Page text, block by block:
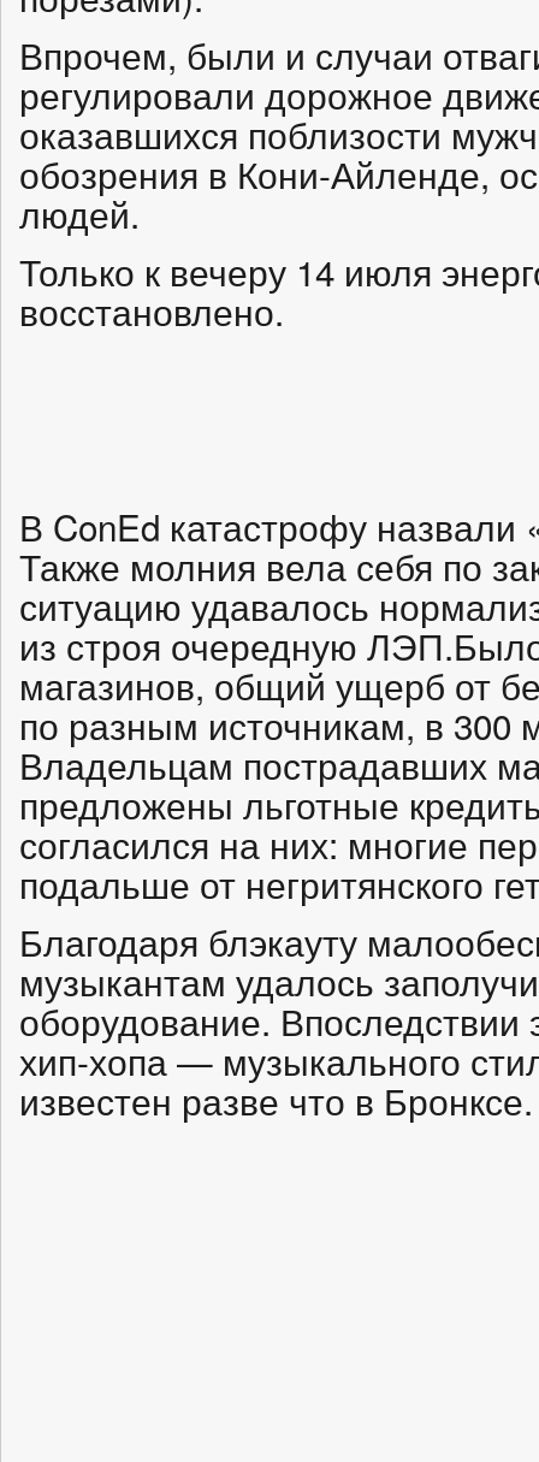
Впрочем, были и случаи
регулировали дорожное
оказавшихся поблизости
обозрения в Кони-Айленде,
людей.
Только к вечеру 14 июля
восстановлено.
В ConEd катастрофу
Также молния вела себя по
ситуацию удавалось
из строя очередную
магазинов, общий ущерб от
по разным источникам, в
Владельцам пострадавших
предложены льготные
согласился на них: многие
подальше от негритянского
Благодаря блэкауту
музыкантам удалось
оборудование. Впоследствии
хип-хопа — музыкального
известен разве что в Бронксе.